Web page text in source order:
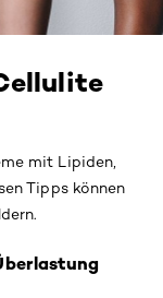
mit Lipiden,
Tipps können